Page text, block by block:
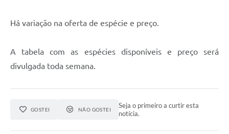
Há variação na oferta de espécie e preço.
A tabela com as espécies disponíveis e preço será
divulgada toda semana.
GOSTEI NÃO GOSTEI
Seja o primeiro a curtir esta
notícia.